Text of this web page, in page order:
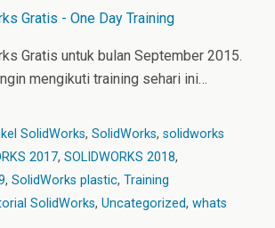
Gratis - One Day Training
Gratis untuk bulan September 2015.
mengikuti training sehari ini…
SolidWorks, SolidWorks, solidworks
2017, SOLIDWORKS 2018,
, SolidWorks plastic, Training
SolidWorks, Uncategorized, whats